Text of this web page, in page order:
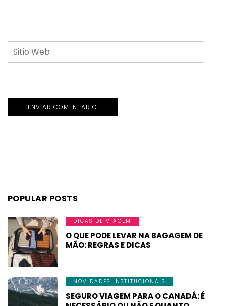
POPULAR POSTS
DICAS DE VIAGEM
O QUE PODE LEVAR NA BAGAGEM DE
MÃO: REGRAS E DICAS
NOVIDADES INSTITUCIONAIS
SEGURO VIAGEM PARA O CANADÁ: É